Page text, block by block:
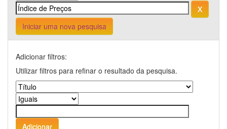
Iniciar uma nova pesquisa
Adicionar filtros:
Utilizar filtros para refinar o resultado da pesquisa.